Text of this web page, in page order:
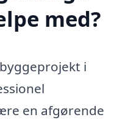
med?
i
en afgørende